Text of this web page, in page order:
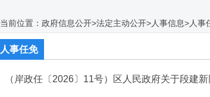
当前位置： 政府信息公开>法定主动公开>人事信息>人事
人事任免
（岸政任〔2026〕11号）区人民政府关于段建